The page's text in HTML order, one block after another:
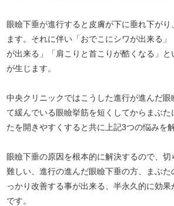
眼瞼下垂が進行すると皮膚が下に垂れ下が
ます。それに伴い「おでこにシワが出来る
が出来る」「肩こりと首こりが酷くなる」と
が生じます。
中央クリニックではこうした進行が進んだ
て緩んでいる眼瞼挙筋を短くしてからまぶ
たを開きやすくすると共に上記3つの悩みを
眼瞼下垂の原因を根本的に解決するので、
難しい、進行の進んだ眼瞼下垂の方、まぶた
っかり改善する事が出来る、半永久的に効
です。